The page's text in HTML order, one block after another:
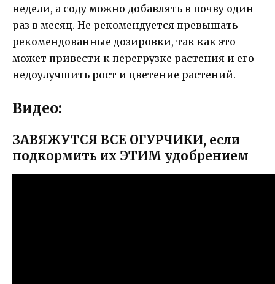
недели, а соду можно добавлять в почву один
раз в месяц. Не рекомендуется превышать
рекомендованные дозировки, так как это
может привести к перегрузке растения и его
недоулучшить рост и цветение растений.
Видео:
ЗАВЯЖУТСЯ ВСЕ ОГУРЧИКИ, если
подкормить их ЭТИМ удобрением